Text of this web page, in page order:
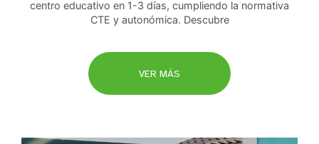
centro educativo en 1-3 días, cumpliendo la normativa
CTE y autonómica. Descubre
VER MÁS